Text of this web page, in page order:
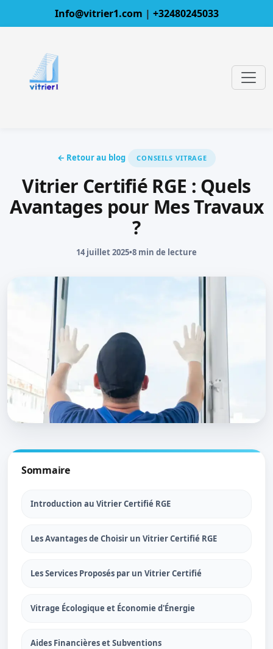
Info@vitrier1.com | +32480245033
← Retour au blog CONSEILS VITRAGE
Vitrier Certifié RGE : Quels
Avantages pour Mes Travaux
?
14 juillet 2025•8 min de lecture
Sommaire
Introduction au Vitrier Certifié RGE
Les Avantages de Choisir un Vitrier Certifié RGE
Les Services Proposés par un Vitrier Certifié
Vitrage Écologique et Économie d'Énergie
Aides Financières et Subventions